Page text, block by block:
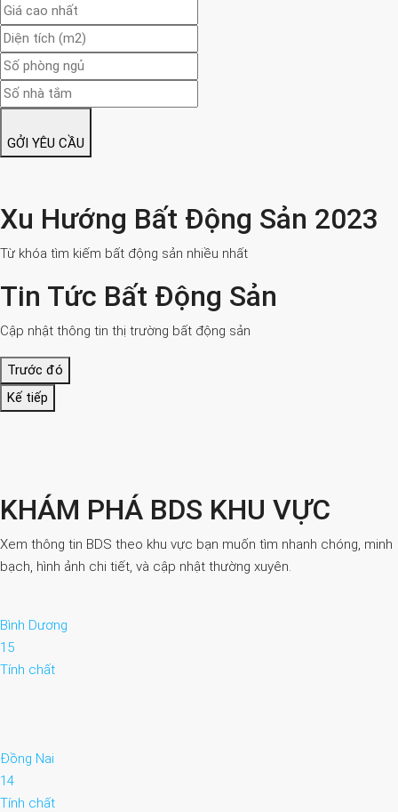
GỞI YÊU CẦU
Xu Hướng Bất Động Sản 2023
Từ khóa tìm kiếm bất động sản nhiều nhất
Tin Tức Bất Động Sản
Cập nhật thông tin thị trường bất động sản
Trước đó
Kế tiếp
KHÁM PHÁ BDS KHU VỰC
Xem thông tin BDS theo khu vực bạn muốn tìm nhanh chóng, minh
bạch, hình ảnh chi tiết, và cập nhật thường xuyên.
Bình Dương
15
Tính chất
Đồng Nai
14
Tính chất